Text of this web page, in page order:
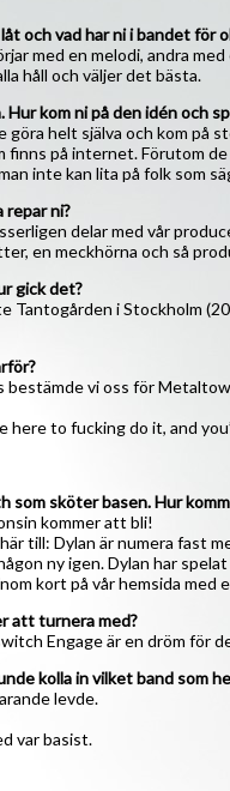
och vad har ni i bandet för
med en melodi, andra
håll och väljer det bästa.
kom ni på den idén och
göra helt själva och kom
finns på internet. Förutom
inte kan lita på folk som
repar ni?
delar med vår
en meckhörna och så
gick det?
Tantogården i Stockholm
vi oss för
here to fucking do it, and
som sköter basen. Hur
kommer att bli!
till: Dylan är numera fast
ny igen. Dylan har
kort på vår hemsida
att turnera med?
Engage är en dröm för
kolla in vilket band som
levde.
var basist.